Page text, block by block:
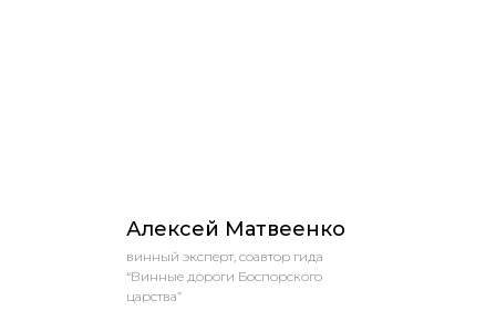
Алексей Матвеенко
винный эксперт, соавтор гида
“Винные дороги Боспорского
царства”